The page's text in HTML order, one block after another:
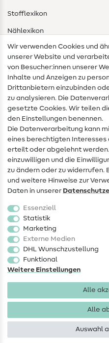
Stofflexikon
Nählexikon
Nähanleitungen
Hilfe & Kontakt
Kontakt
Infos zum Betreiberwechsel
Widerrufsrecht
Beliebt
Stoffe
Sale
Schnittmuster
Wir verwenden Cookies und
unserer Website und
von Besucher:innen unserer
Inhalte und Anzeigen zu
Drittanbietern einzubinden
zu analysieren. Die
gesetzte Cookies. Wir teilen
den Einstellungen benennen.
Die Datenverarbeitung kann
eines berechtigten Interesses
erteilt oder abgelehnt
einzuwilligen und die
zu ändern oder zu widerrufen.
und weitere Hinweise zur
Daten in unserer
Essenziell
Statistik
Marketing
Externe Medien
DHL Wunschzustellung
Funktional
Weitere Einstellungen
Alle
Alle
Auswahl
Impressum Datenschutz
Copyright 2026 SewIY GmbH